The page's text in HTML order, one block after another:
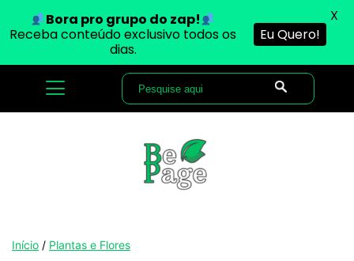
Início / Plantas e Flores
Bora pro grupo do zap!
Receba conteúdo exclusivo todos os
dias.
Eu Quero!
X